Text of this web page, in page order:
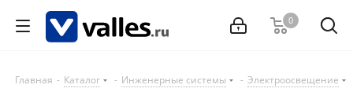
0
Главная - Каталог - Инженерные системы - Электроосвещение